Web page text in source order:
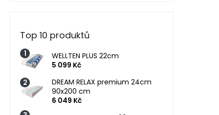
Top 10 produktů
WELLTEN PLUS 22cm
5 099 Kč
DREAM RELAX premium 24cm
90x200 cm
6 049 Kč